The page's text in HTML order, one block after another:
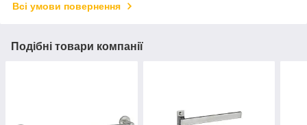
Всі умови повернення
Подібні товари компанії